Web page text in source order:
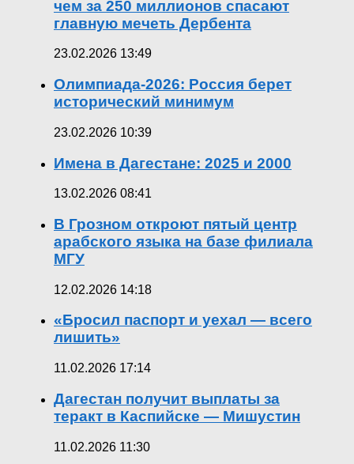
чем за 250 миллионов спасают
главную мечеть Дербента
23.02.2026 13:49
Олимпиада-2026: Россия берет
исторический минимум
23.02.2026 10:39
Имена в Дагестане: 2025 и 2000
13.02.2026 08:41
В Грозном откроют пятый центр
арабского языка на базе филиала
МГУ
12.02.2026 14:18
«Бросил паспорт и уехал — всего
лишить»
11.02.2026 17:14
Дагестан получит выплаты за
теракт в Каспийске — Мишустин
11.02.2026 11:30